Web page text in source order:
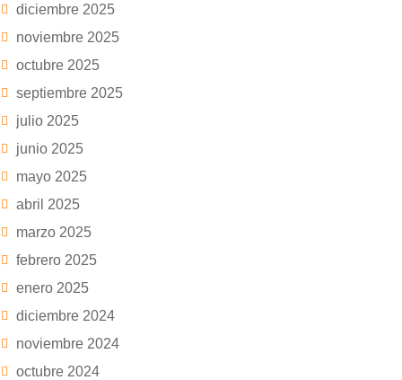
diciembre 2025
noviembre 2025
octubre 2025
septiembre 2025
julio 2025
junio 2025
mayo 2025
abril 2025
marzo 2025
febrero 2025
enero 2025
diciembre 2024
noviembre 2024
octubre 2024